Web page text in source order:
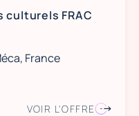
FRAC
France
VOIR L'OFFRE